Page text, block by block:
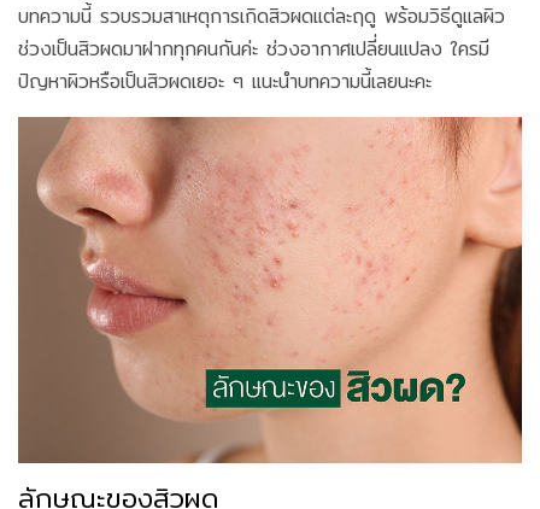
บทความนี้ รวบรวมสาเหตุการเกิดสิวผดแต่ละฤดู พร้อมวิธีดูแลผิว
ช่วงเป็นสิวผดมาฝากทุกคนกันค่ะ ช่วงอากาศเปลี่ยนแปลง ใครมี
ปัญหาผิวหรือเป็นสิวผดเยอะ ๆ แนะนำบทความนี้เลยนะคะ
ลักษณะของสิวผด